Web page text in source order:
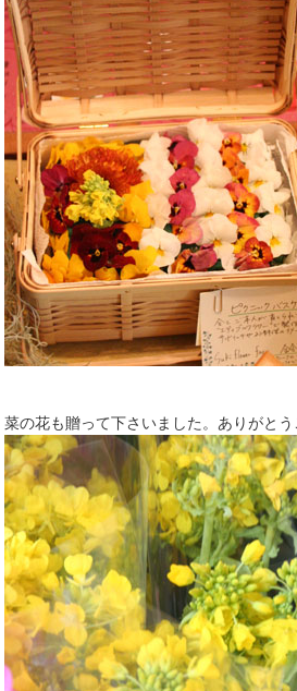
菜の花も贈って下さいました。ありがとう